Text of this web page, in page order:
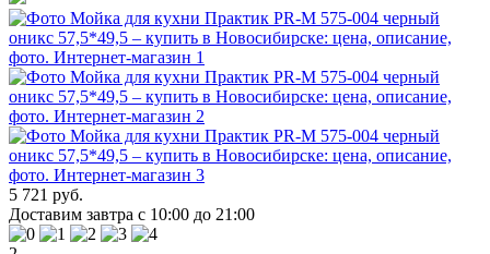
5 721 руб.
Доставим завтра с 10:00 до 21:00